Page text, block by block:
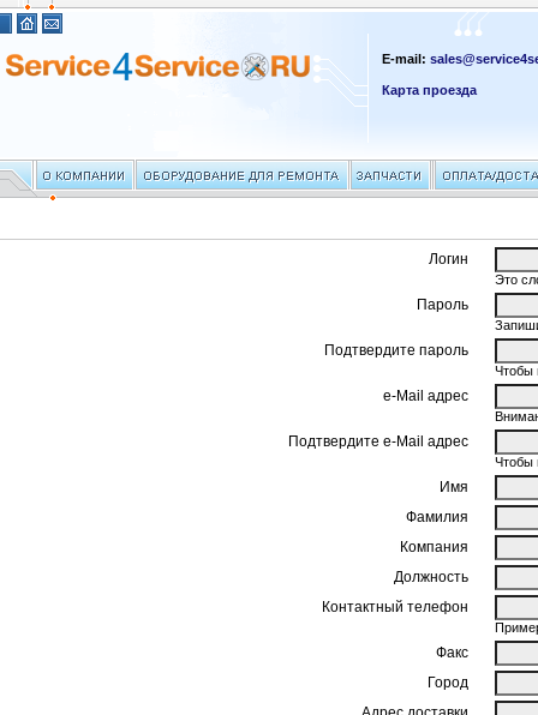
E-mail:
Карта проезда
Логин
Это
Пароль
Подтвердите пароль
Чтобы
e-Mail адрес
Подтвердите e-Mail адрес
Чтобы
Имя
Фамилия
Компания
Должность
Контактный телефон
Факс
Город